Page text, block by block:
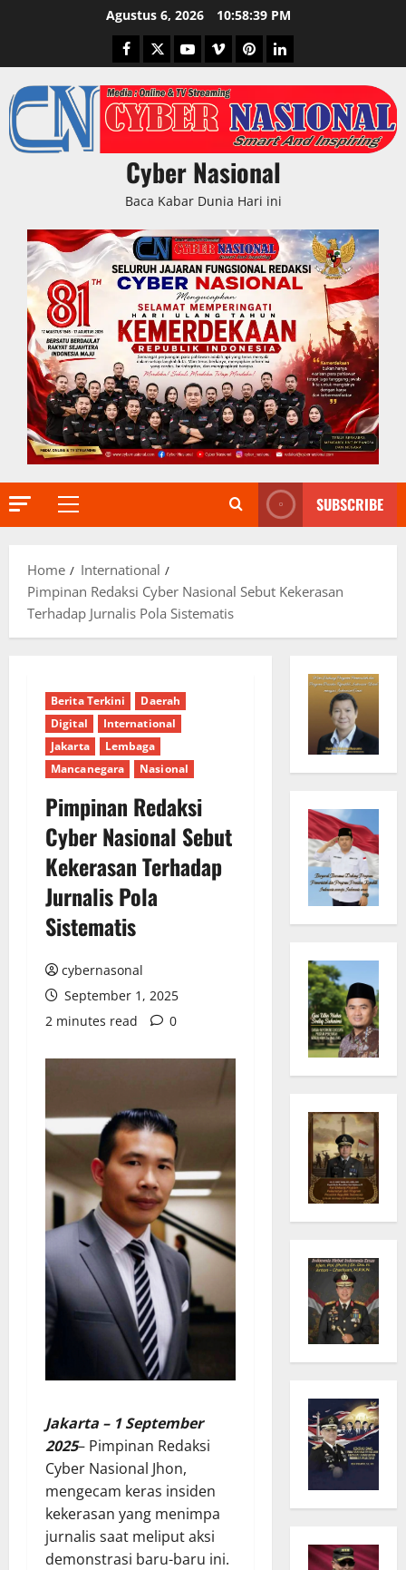
Agustus 6, 2026 10:58:40 PM
Facebook
TwitterYoutubeVimeoPinterestLinkedIn
Cyber Nasional
Baca Kabar Dunia Hari ini
Primary
SUBSCRIBE
Home
International
Pimpinan Redaksi Cyber Nasional Sebut Kekerasan
Terhadap Jurnalis Pola Sistematis
Berita Terkini
Daerah
Digital
International
Jakarta
Lembaga
Mancanegara
Nasional
Pimpinan Redaksi
Cyber Nasional Sebut
Kekerasan Terhadap
Jurnalis Pola
Sistematis
cybernasonal
September 1, 2025
2 minutes read
0
Jakarta – 1 September
2025– Pimpinan Redaksi
Cyber Nasional Jhon,
mengecam keras insiden
kekerasan yang menimpa
jurnalis saat meliput aksi
demonstrasi baru-baru ini.